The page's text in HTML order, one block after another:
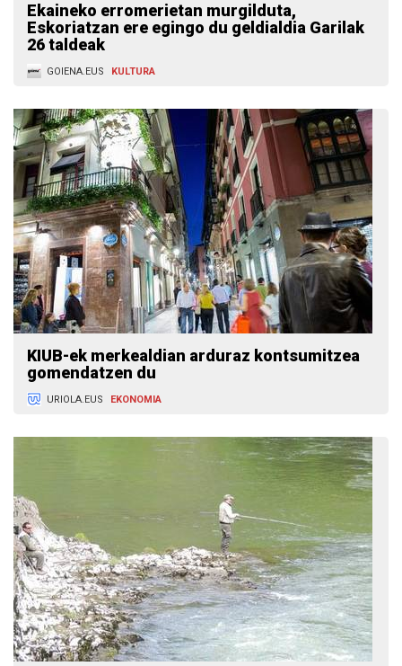
Ekaineko erromerietan murgilduta,
Eskoriatzan ere egingo du geldialdia Garilak
26 taldeak
GOIENA.EUS KULTURA
KIUB-ek merkealdian arduraz kontsumitzea
gomendatzen du
URIOLA.EUS EKONOMIA